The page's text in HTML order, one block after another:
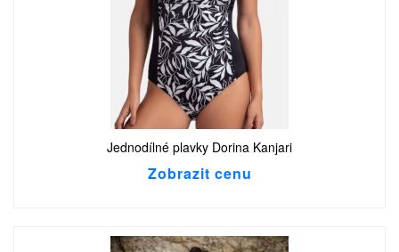
Jednodílné plavky Dorina Kanjari
Zobrazit cenu